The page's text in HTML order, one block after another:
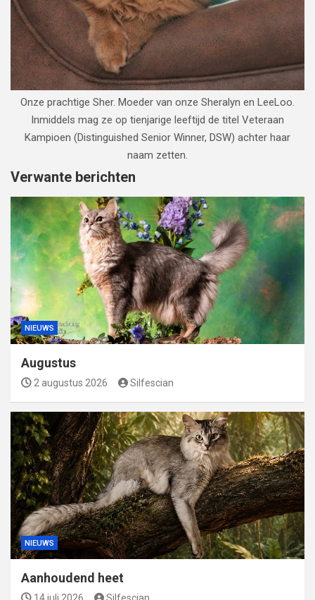
Onze prachtige Sher. Moeder van onze Sheralyn en LeeLoo.
Inmiddels mag ze op tienjarige leeftijd de titel Veteraan
Kampioen (Distinguished Senior Winner, DSW) achter haar
naam zetten.
Verwante berichten
NIEUWS
Augustus
2 augustus 2026 Silfescian
NIEUWS
Aanhoudend heet
14 juli 2026 Silfescian